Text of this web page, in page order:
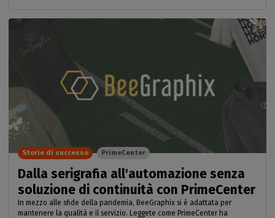
Dalla serigrafia all'automazione senza
soluzione di continuità con PrimeCenter
In mezzo alle sfide della pandemia, BeeGraphix si è adattata per
mantenere la qualità e il servizio. Leggete come PrimeCenter ha
Storie di successo PrimeCenter